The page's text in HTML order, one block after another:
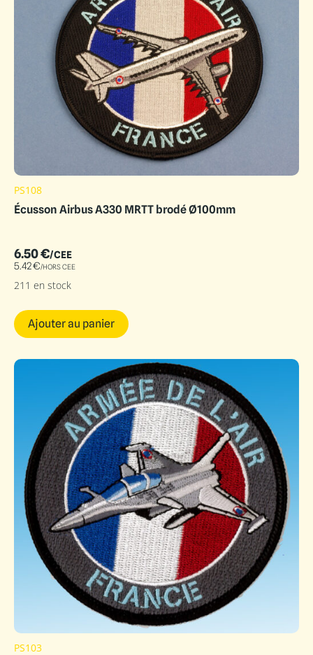
PS108
Écusson Airbus A330 MRTT brodé Ø100mm
6.50€/CEE
5.42€/HORS CEE
211 en stock
Ajouter au panier
PS103